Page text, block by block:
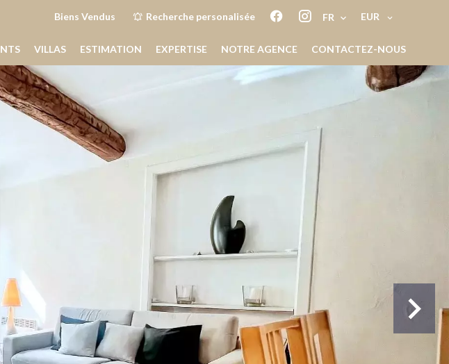
Biens Vendus Recherche personalisée FR EUR
VILLAS ESTIMATION EXPERTISE NOTRE AGENCE CONTACTEZ-NOUS